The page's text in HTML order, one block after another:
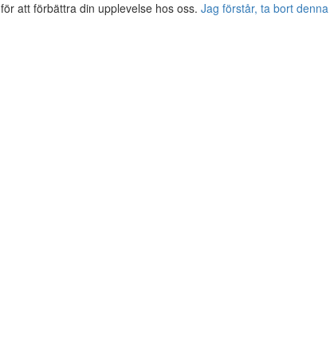
för att förbättra din upplevelse hos oss. Jag förstår, ta bort